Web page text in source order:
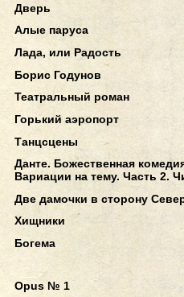
Дверь
Алые паруса
Лада, или Радость
Борис Годунов
Театральный роман
Горький аэропорт
Танцсцены
Данте. Божественная
Вариации на тему. Часть 2.
Две дамочки в сторону
Хищники
Богема
Opus № 1